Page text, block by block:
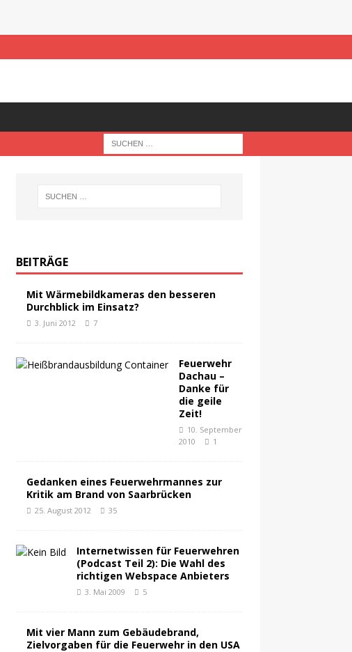
BEITRÄGE
Mit Wärmebildkameras den besseren
Durchblick im Einsatz?
3. Juni 2012 7
Feuerwehr
Dachau –
Danke für
die geile
Zeit!
10. September
2010
1
Gedanken eines Feuerwehrmannes zur
Kritik am Brand von Saarbrücken
25. August 2012 35
Internetwissen für Feuerwehren
(Podcast Teil 2): Die Wahl des
richtigen Webspace Anbieters
3. Mai 2009 5
Mit vier Mann zum Gebäudebrand,
Zielvorgaben für die Feuerwehr in den USA